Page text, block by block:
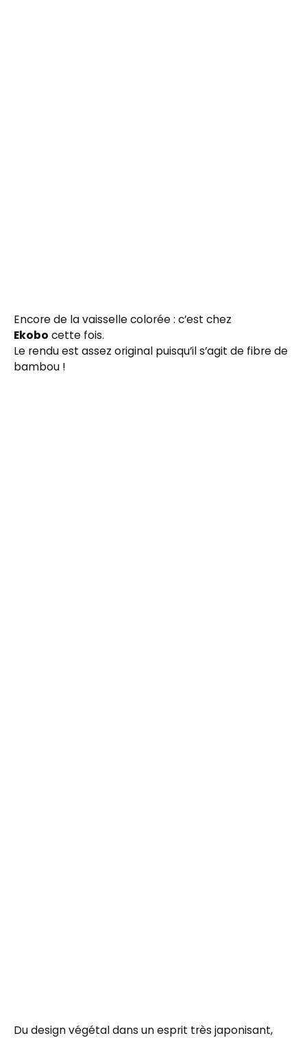
Encore de la vaisselle colorée : c’est chez
Ekobo cette fois.
Le rendu est assez original puisqu’il s’agit de fibre de
bambou !
Du design végétal dans un esprit très japonisant,